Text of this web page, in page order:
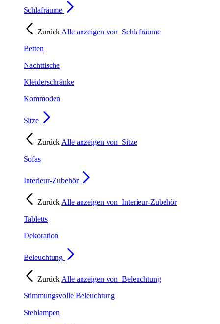
Schlafräume
Zurück Alle anzeigen von Schlafräume
Betten
Nachttische
Kleiderschränke
Kommoden
Sitze
Zurück Alle anzeigen von Sitze
Sofas
Interieur-Zubehör
Zurück Alle anzeigen von Interieur-Zubehör
Tabletts
Dekoration
Beleuchtung
Zurück Alle anzeigen von Beleuchtung
Stimmungsvolle Beleuchtung
Stehlampen